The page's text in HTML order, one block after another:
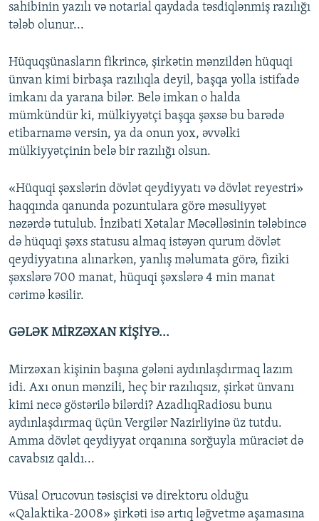
sahibinin yazılı və notarial qaydada təsdiqlənmiş razılığı
tələb olunur...
Hüquqşünasların fikrincə, şirkətin mənzildən hüquqi
ünvan kimi birbaşa razılıqla deyil, başqa yolla istifadə
imkanı da yarana bilər. Belə imkan o halda
mümkündür ki, mülkiyyətçi başqa şəxsə bu barədə
etibarnamə versin, ya da onun yox, əvvəlki
mülkiyyətçinin belə bir razılığı olsun.
«Hüquqi şəxslərin dövlət qeydiyyatı və dövlət reyestri»
haqqında qanunda pozuntulara görə məsuliyyət
nəzərdə tutulub. İnzibati Xətalar Məcəlləsinin tələbincə
də hüquqi şəxs statusu almaq istəyən qurum dövlət
qeydiyyatına alınarkən, yanlış məlumata görə, fiziki
şəxslərə 700 manat, hüquqi şəxslərə 4 min manat
cərimə kəsilir.
GƏLƏK MİRZƏXAN KİŞİYƏ...
Mirzəxan kişinin başına gələni aydınlaşdırmaq lazım
idi. Axı onun mənzili, heç bir razılıqsız, şirkət ünvanı
kimi necə göstərilə bilərdi? AzadlıqRadiosu bunu
aydınlaşdırmaq üçün Vergilər Nazirliyinə üz tutdu.
Amma dövlət qeydiyyat orqanına sorğuyla müraciət də
cavabsız qaldı...
Vüsal Orucovun təsisçisi və direktoru olduğu
«Qalaktika-2008» şirkəti isə artıq ləğvetmə aşamasına